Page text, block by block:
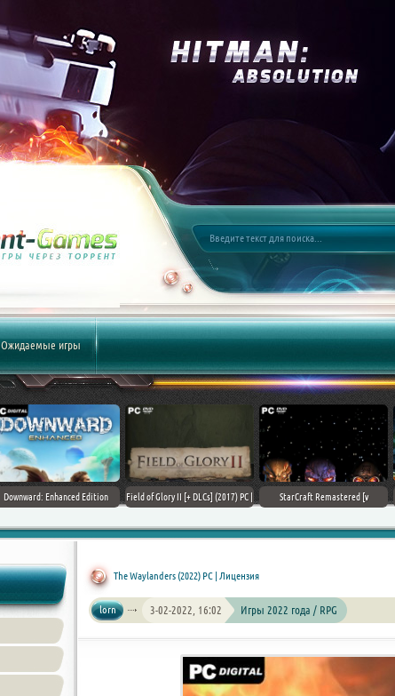
Ожидаемые игры
Downward: Enhanced Edition
Field of Glory II [+ DLCs] (2017) PC |
StarCraft Remastered [v
The Waylanders (2022) PC | Лицензия
lorn 3-02-2022, 16:02 Игры 2022 года / RPG